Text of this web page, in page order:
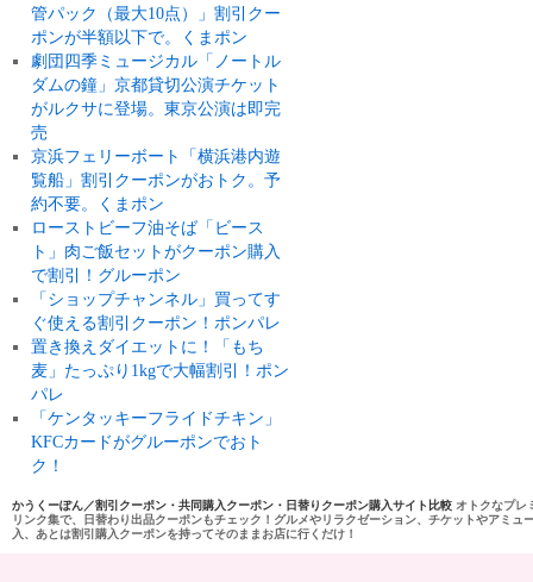
管パック（最大10点）」割引クー
ポンが半額以下で。くまポン
劇団四季ミュージカル「ノートル
ダムの鐘」京都貸切公演チケット
がルクサに登場。東京公演は即完
売
京浜フェリーボート「横浜港内遊
覧船」割引クーポンがおトク。予
約不要。くまポン
ローストビーフ油そば「ビース
ト」肉ご飯セットがクーポン購入
で割引！グルーポン
「ショップチャンネル」買ってす
ぐ使える割引クーポン！ポンパレ
置き換えダイエットに！「もち
麦」たっぷり1kgで大幅割引！ポン
パレ
「ケンタッキーフライドチキン」
KFCカードがグルーポンでおト
ク！
かうくーぽん／割引クーポン・共同購入クーポン・日替りクーポン購入サイト比較 オトクなプレ
リンク集で、日替わり出品クーポンもチェック！グルメやリラクゼーション、チケットやアミ
入、あとは割引購入クーポンを持ってそのままお店に行くだけ！